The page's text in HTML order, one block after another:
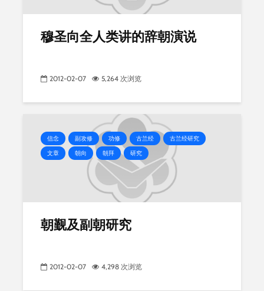
穆圣向全人类讲的辞朝演说
2012-02-07 5,264 次浏览
信念 副攻修 功修 古兰经
古兰经研究
文章
朝向 朝拜 研究
朝觐及副朝研究
2012-02-07 4,298 次浏览